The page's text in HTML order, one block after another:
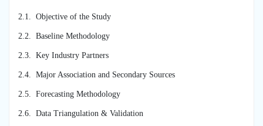
2.1. Objective of the Study
2.2. Baseline Methodology
2.3. Key Industry Partners
2.4. Major Association and Secondary Sources
2.5. Forecasting Methodology
2.6. Data Triangulation & Validation